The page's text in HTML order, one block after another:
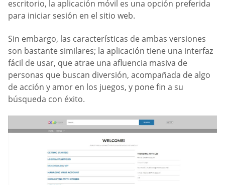
escritorio, la aplicación móvil es una opción preferida
para iniciar sesión en el sitio web.
Sin embargo, las características de ambas versiones
son bastante similares; la aplicación tiene una interfaz
fácil de usar, que atrae una afluencia masiva de
personas que buscan diversión, acompañada de algo
de acción y amor en los juegos, y pone fin a su
búsqueda con éxito.